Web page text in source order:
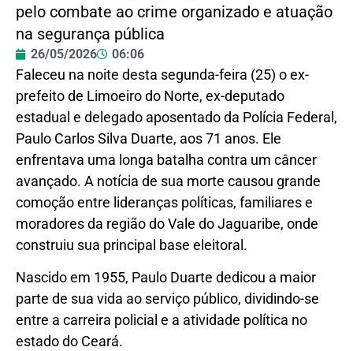
pelo combate ao crime organizado e atuação
na segurança pública
26/05/2026 06:06
Faleceu na noite desta segunda-feira (25) o ex-
prefeito de Limoeiro do Norte, ex-deputado
estadual e delegado aposentado da Polícia Federal,
Paulo Carlos Silva Duarte, aos 71 anos. Ele
enfrentava uma longa batalha contra um câncer
avançado. A notícia de sua morte causou grande
comoção entre lideranças políticas, familiares e
moradores da região do Vale do Jaguaribe, onde
construiu sua principal base eleitoral.
Nascido em 1955, Paulo Duarte dedicou a maior
parte de sua vida ao serviço público, dividindo-se
entre a carreira policial e a atividade política no
estado do Ceará.